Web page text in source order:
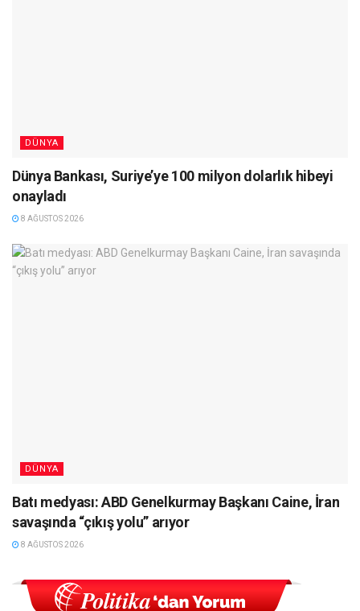
DÜNYA
Dünya Bankası, Suriye’ye 100 milyon dolarlık hibeyi
onayladı
8 AĞUSTOS 2026
DÜNYA
Batı medyası: ABD Genelkurmay Başkanı Caine, İran
savaşında “çıkış yolu” arıyor
8 AĞUSTOS 2026